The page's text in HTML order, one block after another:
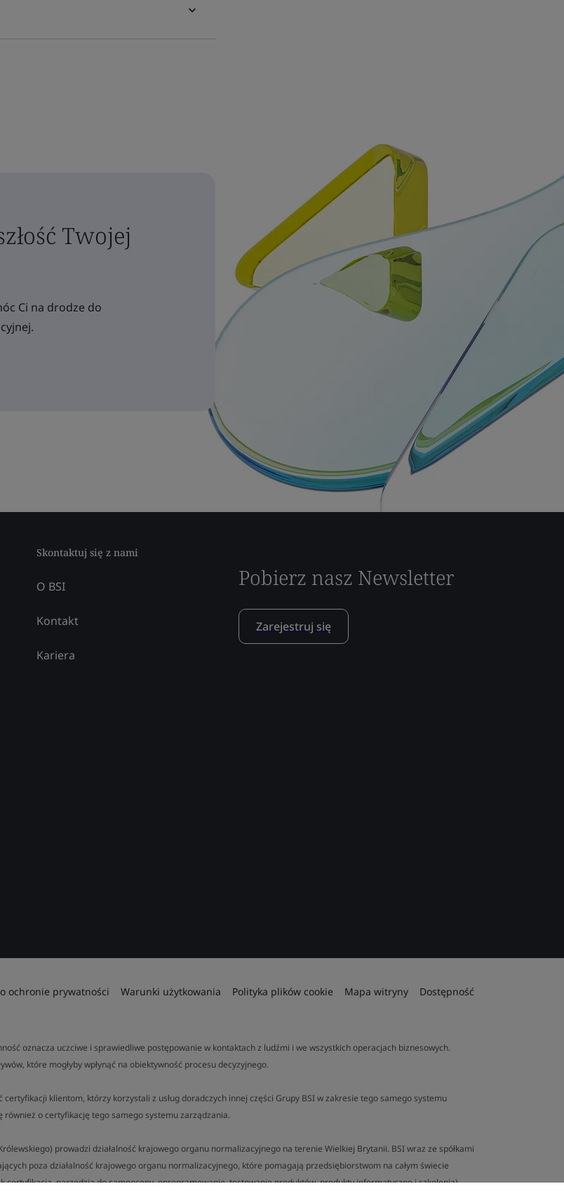
Twojej
Ci na drodze do
Skontaktuj się z nami
O BSI
Kontakt
Kariera
Pobierz nasz Newsletter
Zarejestruj się
ochronie prywatności Warunki użytkowania Polityka plików cookie Mapa witryny Dostępność
oznacza uczciwe i sprawiedliwe postępowanie w kontaktach z ludźmi i we wszystkich operacjach biznesowych.
które mogłyby wpłynąć na obiektywność procesu decyzyjnego.
klientom, którzy korzystali z usług doradczych innej części Grupy BSI w zakresie tego samego systemu
o certyfikację tego samego systemu zarządzania.
prowadzi działalność krajowego organu normalizacyjnego na terenie Wielkiej Brytanii. BSI wraz ze spółkami
poza działalność krajowego organu normalizacyjnego, które pomagają przedsiębiorstwom na całym świecie
narzędzia do samooceny, oprogramowanie, testowanie produktów, produkty informatyczne i szkolenia).